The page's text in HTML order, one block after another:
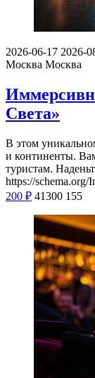
2026-06-17 2026-
Москва Москва
Света»
В этом
и континенты.
туристам.
https://schema.org/
200 ₽ 41300 155